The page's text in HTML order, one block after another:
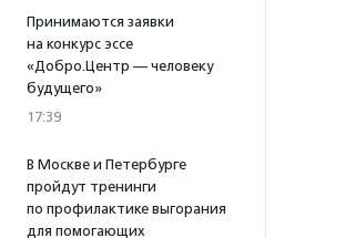
Принимаются заявки
на конкурс эссе
«Добро.Центр — человеку
будущего»
17:39
В Москве и Петербурге
пройдут тренинги
по профилактике выгорания
для помогающих